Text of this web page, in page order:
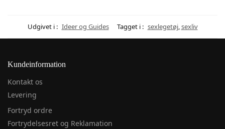
Udgivet i : Ideer og Guides Tagget i : sexlegetøj,sexliv
Kundeinformation
Kontakt os
Levering
Fortryd ordre
Fortrydelsesret og Reklamation